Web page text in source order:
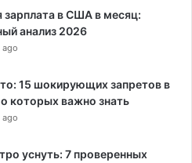
зарплата в США в месяц:
анализ 2026
ago
15 шокирующих запретов в
которых важно знать
ago
уснуть: 7 проверенных